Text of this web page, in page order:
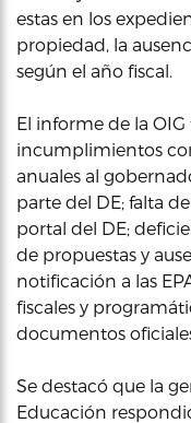
estas en los
propiedad, la
según el año fiscal.
El informe de la
incumplimientos
anuales al
parte del DE; falta
portal del DE;
de propuestas y
notificación a las
fiscales y
documentos
Se destacó que la
Educación